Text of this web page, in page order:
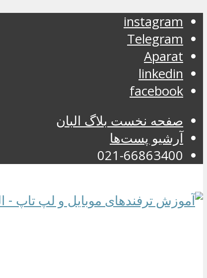
instagram
Telegram
Aparat
linkedin
facebook
صفحه نخست بلاگ البان
آرشیو پست‌ها
021-66863400